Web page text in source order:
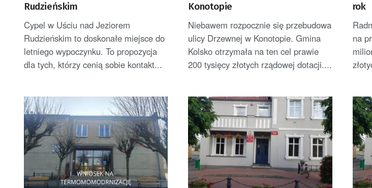
Rudzieńskim
Cypel w Uściu nad Jeziorem
Rudzieńskim to doskonałe miejsce do
letniego wypoczynku. To propozycja
dla tych, którzy cenią sobie kontakt...
Konotopie
Niebawem rozpocznie się przebudowa
ulicy Drzewnej w Konotopie. Gmina
Kolsko otrzymała na ten cel prawie
200 tysięcy złotych rządowej dotacji....
rok
na